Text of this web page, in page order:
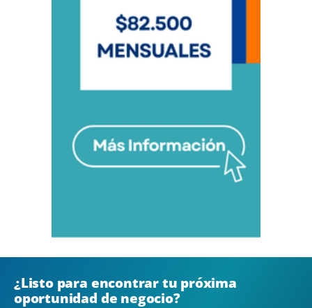
¿Listo para encontrar tu próxima
oportunidad de negocio?